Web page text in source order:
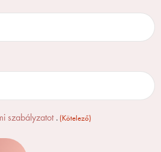
szabályzatot. (Kötelező)